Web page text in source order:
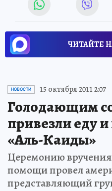
ЧИТАЙТЕ
НОВОСТИ 15 октября 2011 2:07
Голодающим
привезли еду
«Аль-Каиды»
Церемонию
помощи провел
представляющий